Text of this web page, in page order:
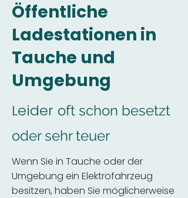
Öffentliche
Ladestationen in
Tauche und
Umgebung
Leider oft schon besetzt
oder sehr teuer
Wenn Sie in Tauche oder der
Umgebung ein Elektrofahrzeug
besitzen, haben Sie möglicherweise